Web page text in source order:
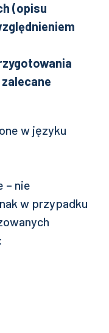
(opisu
w języku
– nie
w przypadku